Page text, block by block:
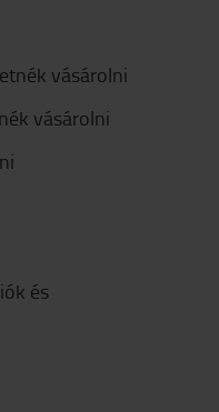
vásárolni
vásárolni
és